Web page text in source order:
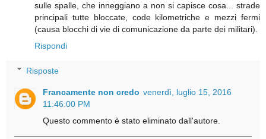
sulle spalle, che inneggiano a non si capisce cosa... strade
principali tutte bloccate, code kilometriche e mezzi fermi
(causa blocchi di vie di comunicazione da parte dei militari).
Rispondi
Risposte
Francamente non credo venerdì, luglio 15, 2016
11:46:00 PM
Questo commento è stato eliminato dall'autore.